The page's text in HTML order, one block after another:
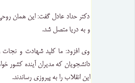
دکتر حداد عادل گفت: این‌‌ همان
و به دریا متصل شد.
وی افزود: ما کلید شهادت و نجات
دانشجویان که مدیران آینده کشور
این انقلاب را به پیروزی رساندند.